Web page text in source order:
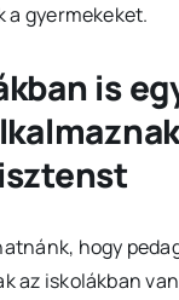
a gyermekeket.
is
hogy
az iskolákban